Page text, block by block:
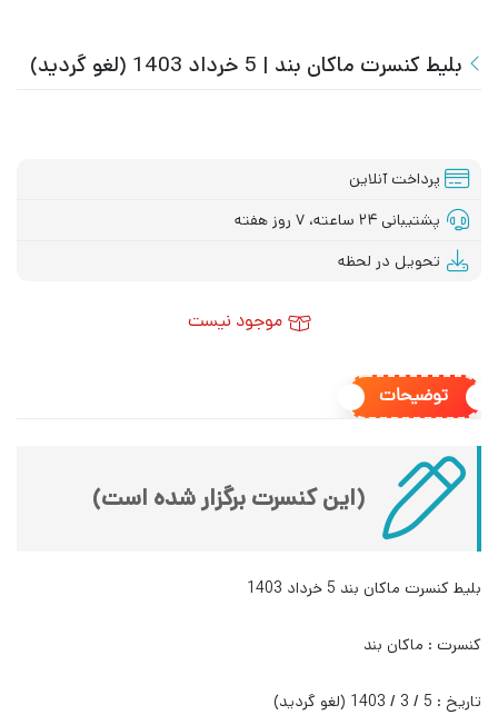
بلیط کنسرت ماکان بند | 5 خرداد 1403 (لغو گردید)
پرداخت آنلاین
پشتیبانی ۲۴ ساعته، ۷ روز هفته
تحویل در لحظه
موجود نیست
توضیحات
(این کنسرت برگزار شده است)
بلیط کنسرت ماکان بند 5 خرداد 1403
کنسرت : ماکان بند
تاریخ : 5 / 3 / 1403 (لغو گردید)